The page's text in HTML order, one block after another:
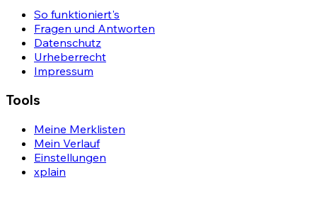
So funktioniert's
Fragen und Antworten
Datenschutz
Urheberrecht
Impressum
Tools
Meine Merklisten
Mein Verlauf
Einstellungen
xplain